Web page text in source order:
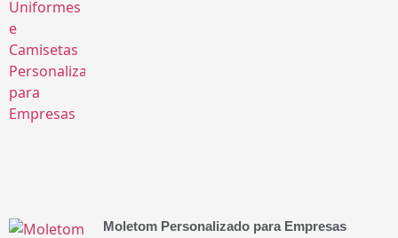
Moletom Personalizado para Empresas